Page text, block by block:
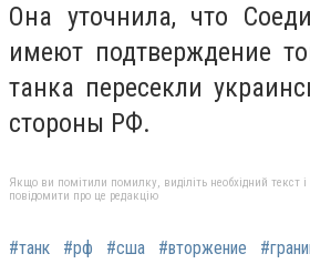
Она уточнила, что
имеют подтверждение
танка пересекли
стороны РФ.
Якщо ви помітили помилку, виділіть необхідний текст
повідомити про це редакцію
#танк #рф #сша #вторжение